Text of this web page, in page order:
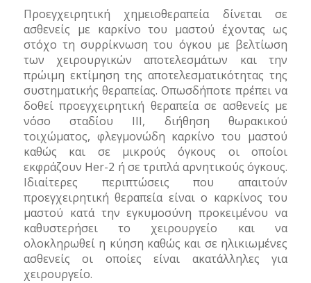
Προεγχειρητική χημειοθεραπεία δίνεται σε
ασθενείς με καρκίνο του μαστού έχοντας ως
στόχο τη συρρίκνωση του όγκου με βελτίωση
των χειρουργικών αποτελεσμάτων και την
πρώιμη εκτίμηση της αποτελεσματικότητας της
συστηματικής θεραπείας. Οπωσδήποτε πρέπει να
δοθεί προεγχειρητική θεραπεία σε ασθενείς με
νόσο σταδίου ΙΙΙ, διήθηση θωρακικού
τοιχώματος, φλεγμονώδη καρκίνο του μαστού
καθώς και σε μικρούς όγκους οι οποίοι
εκφράζουν Her-2 ή σε τριπλά αρνητικούς όγκους.
Ιδιαίτερες περιπτώσεις που απαιτούν
προεγχειρητική θεραπεία είναι ο καρκίνος του
μαστού κατά την εγκυμοσύνη προκειμένου να
καθυστερήσει το χειρουργείο και να
ολοκληρωθεί η κύηση καθώς και σε ηλικιωμένες
ασθενείς οι οποίες είναι ακατάλληλες για
χειρουργείο.